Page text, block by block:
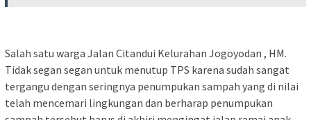
Salah satu warga Jalan Citandui Kelurahan Jogoyodan , HM.
Tidak segan segan untuk menutup TPS karena sudah sangat
tergangu dengan seringnya penumpukan sampah yang di nilai
telah mencemari lingkungan dan berharap penumpukan